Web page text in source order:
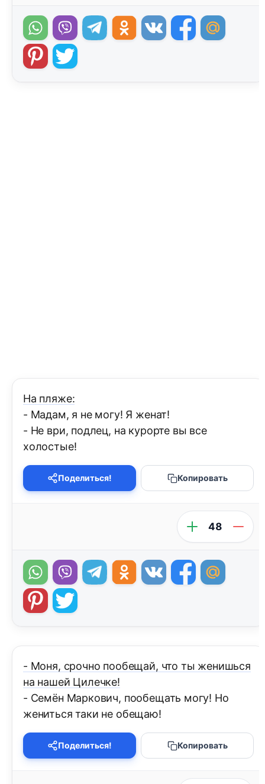
На пляже:
- Мадам, я не могу! Я женат!
- Не ври, подлец, на курорте вы все
холостые!
Поделиться! Копировать
48
- Моня, срочно пообещай, что ты женишься
на нашей Цилечке!
- Семён Маркович, пообещать могу! Но
жениться таки не обещаю!
Поделиться! Копировать